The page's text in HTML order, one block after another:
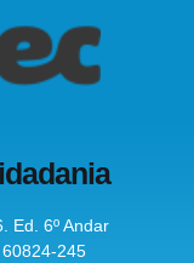
Ed. 6º Andar
245